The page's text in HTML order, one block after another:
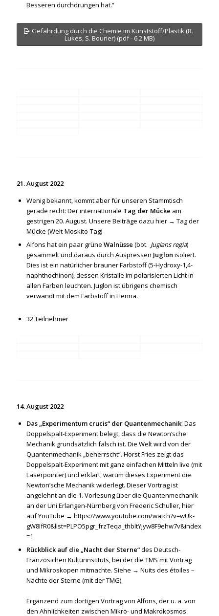
Besseren durchdrungen hat.“
Gefährdung durch die Chemie im Kunststoff/Plastik (R.
Lukes, S. Bourier) (pdf - 6.2 MB)
21. August 2022
Wenig bekannt, kommt aber für unseren Stammtisch
gerade recht: Der internationale Tag der Mücke am
gestrigen 20. August. Unsere Beiträge dazu hier → Tag der
Mücke (Welt-Moskito-Tag)
Alfons hat ein paar grüne Walnüsse (bot. Juglans regia)
gesammelt und daraus durch Auspressen Juglon isoliert.
Dies ist ein natürlicher brauner Farbstoff (5-Hydroxy-1,4-
naphthochinon), dessen Kristalle im polarisierten Licht in
allen Farben leuchten. Juglon ist übrigens chemisch
verwandt mit dem Farbstoff in Henna.
32 Teilnehmer
14. August 2022
Das „Experimentum crucis“ der Quantenmechanik: Das
Doppelspalt-Experiment belegt, dass die Newton’sche
Mechanik grundsätzlich falsch ist. Die Welt wird von der
Quantenmechanik „beherrscht“. Horst Fries zeigt das
Doppelspalt-Experiment mit ganz einfachen Mitteln live (mit
Laserpointer) und erklärt, warum dieses Experiment die
Newton’sche Mechanik widerlegt. Dieser Vortrag ist
angelehnt an die 1. Vorlesung über die Quantenmechanik
an der Uni Erlangen-Nürnberg von Frederic Schuller, hier
auf YouTube → https://www.youtube.com/watch?v=wUk-
gW8IfR0&list=PLPO5pgr_frzTeqa_thbltYjyw8F9ehw7v&index
=1
Rückblick auf die „Nacht der Sterne“des Deutsch-
Französichen Kulturinstituts, bei der die TMS mit Vortrag
und Mikroskopen mitmachte. Siehe → Nuits des étoiles –
Nächte der Sterne (mit der TMG).
Ergänzend zum dortigen Vortrag von Alfons, der u. a. von
den Ähnlichkeiten zwischen Mikro- und Makrokosmos